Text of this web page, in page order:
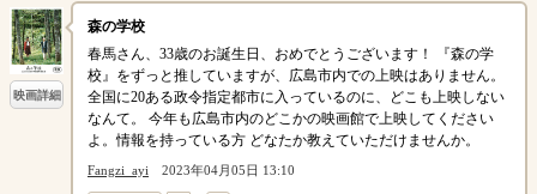
映画詳細
森の学校
春馬さん、33歳のお誕生日、おめでとうございます！ 『森の学
校』をずっと推していますが、広島市内での上映はありません。
全国に20ある政令指定都市に入っているのに、どこも上映しない
なんて。 今年も広島市内のどこかの映画館で上映してください
よ。情報を持っている方 どなたか教えていただけませんか。
Fangzi_ayi 2023年04月05日 13:10